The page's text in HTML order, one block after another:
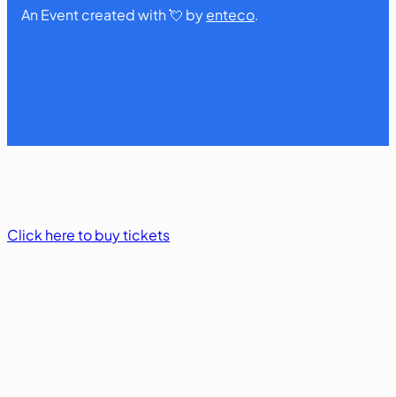
An Event created with 💘 byenteco.
Click here to buy tickets